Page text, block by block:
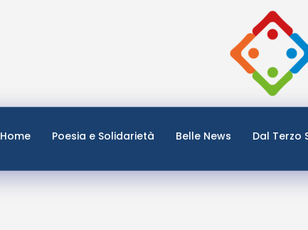
Home Poesia e Solidarietà Belle News Dal Terzo